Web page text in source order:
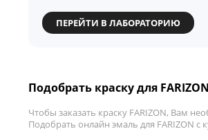
ПЕРЕЙТИ В ЛАБОРАТОРИЮ
Подобрать краску для
Чтобы заказать краску FARIZON, Вам
Подобрать онлайн эмаль для FARIZON с